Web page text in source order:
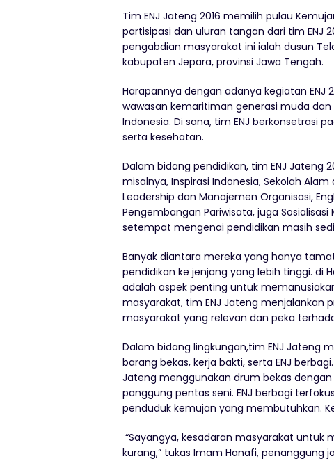
Tim ENJ Jateng 2016 memilih pulau
partisipasi dan uluran tangan dari tim ENJ
pengabdian masyarakat ini ialah dusun
kabupaten Jepara, provinsi Jawa Tengah.
Harapannya dengan adanya kegiatan
wawasan kemaritiman generasi muda
Indonesia. Di sana, tim ENJ berkonsetrasi
serta kesehatan.
Dalam bidang pendidikan, tim ENJ Jateng
misalnya, Inspirasi Indonesia, Sekolah
Leadership dan Manajemen Organisasi,
Pengembangan Pariwisata, juga
setempat mengenai pendidikan masih
Banyak diantara mereka yang hanya
pendidikan ke jenjang yang lebih tinggi. di
adalah aspek penting untuk
masyarakat, tim ENJ Jateng
masyarakat yang relevan dan peka
Dalam bidang lingkungan,tim ENJ Jateng
barang bekas, kerja bakti, serta ENJ
Jateng menggunakan drum bekas
panggung pentas seni. ENJ berbagi
penduduk kemujan yang membutuhkan.
“Sayangya, kesadaran masyarakat
kurang,” tukas Imam Hanafi, penanggung